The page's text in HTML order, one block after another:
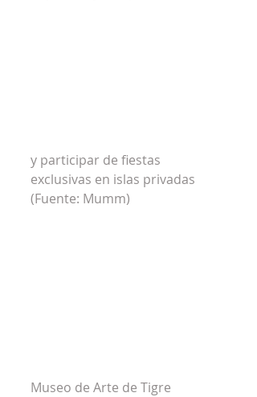
y participar de fiestas
exclusivas en islas privadas
(Fuente: Mumm)
Museo de Arte de Tigre